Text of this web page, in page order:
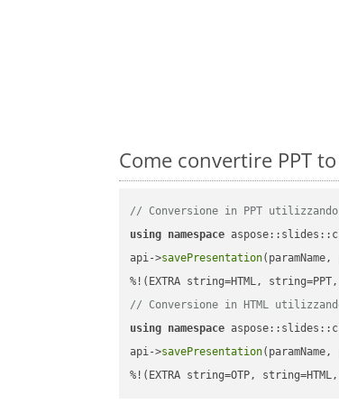
Come convertire PPT
// Conversione in PPT utilizzando
using namespace
api->savePresentation
// Conversione in HTML
using namespace
api->savePresentation
%!(EXTRA string=OTP,